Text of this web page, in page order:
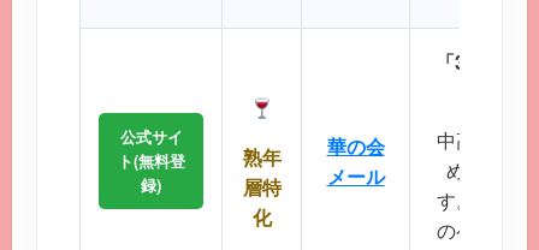
公式サイ
ト(無料登
録)
熟年
層特
化
華の会
メール
「30代後
中高年層
め、同世
す。周囲
のペース